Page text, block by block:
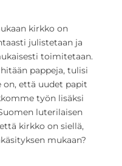
kirkko on
julistetaan ja
toimitetaan.
pappeja, tulisi
on, että uudet papit
työn lisäksi
luterilaisen
kirkko on siellä,
mukaan?